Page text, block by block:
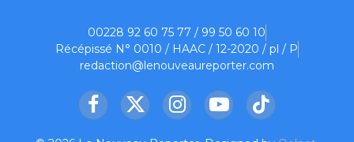
00228 92 60 75 77 / 99 50 60 10
Récépissé N° 0010 / HAAC / 12-2020 / pl / P
redaction@lenouveaureporter.com
Facebook
X
InstagramYouTubeTikTok